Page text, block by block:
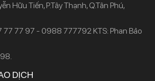
Hữu Tiến, P.Tây Thạnh, Q.Tân Phú,
77 77 97 - 0988 777792 KTS: Phan Bảo
DỊCH